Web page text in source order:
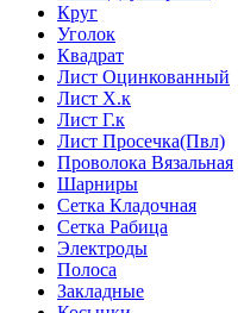
Круг
Уголок
Квадрат
Лист Оцинкованный
Лист Х.к
Лист Г.к
Лист Просечка(Пвл)
Проволока Вязальная
Шарниры
Сетка Кладочная
Сетка Рабица
Электроды
Полоса
Закладные